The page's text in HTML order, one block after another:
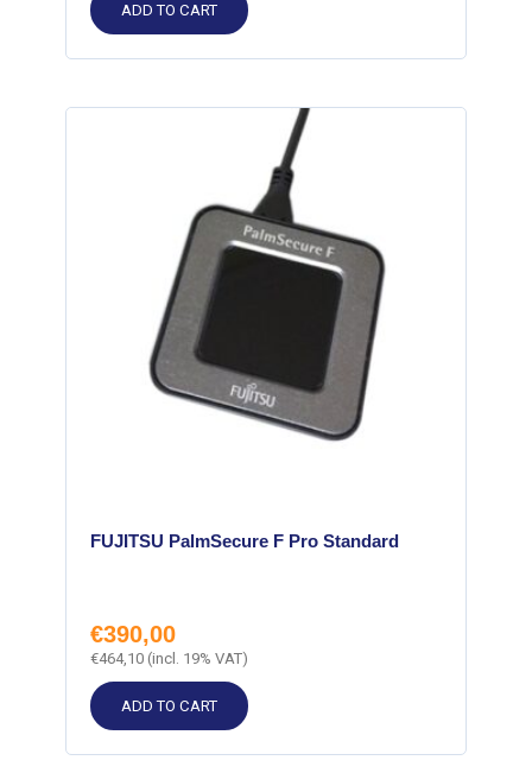
ADD TO CART
FUJITSU PalmSecure F Pro Standard
€390,00
€464,10 (incl. 19% VAT)
ADD TO CART